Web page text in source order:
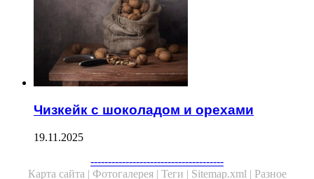
Чизкейк с шоколадом и орехами
19.11.2025
--------------------------------------
Карта сайта | Фотогалерея | Теги | Sitemap.xml | Разное